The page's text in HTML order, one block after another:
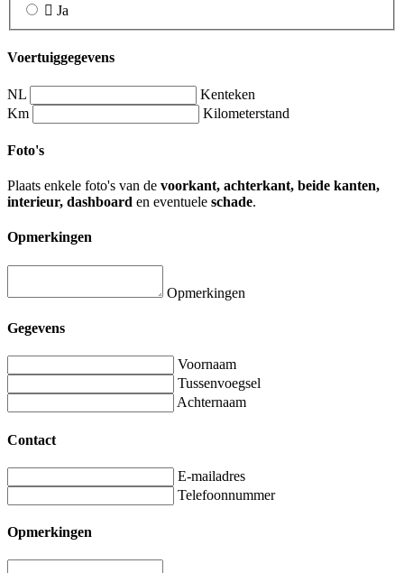
Ja
Voertuiggegevens
NL
Kenteken
Km
Kilometerstand
Foto's
Plaats enkele foto's van de voorkant, achterkant, beide kanten,
interieur, dashboard en eventuele schade.
Opmerkingen
Opmerkingen
Gegevens
Voornaam
Tussenvoegsel
Achternaam
Contact
E-mailadres
Telefoonnummer
Opmerkingen